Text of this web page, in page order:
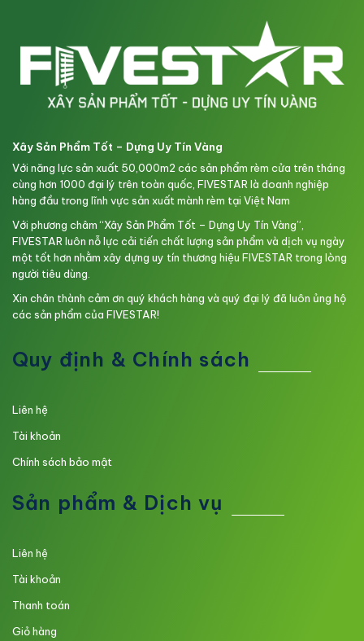
Xây Sản Phẩm Tốt – Dựng Uy Tín Vàng
Với năng lực sản xuất 50,000m2 các sản phẩm rèm cửa trên tháng
cùng hơn 1000 đại lý trên toàn quốc, FIVESTAR là doanh nghiệp
hàng đầu trong lĩnh vực sản xuất mành rèm tại Việt Nam
Với phương châm “Xây Sản Phẩm Tốt – Dựng Uy Tín Vàng”,
FIVESTAR luôn nỗ lực cải tiến chất lượng sản phẩm và dịch vụ ngày
một tốt hơn nhằm xây dựng uy tín thương hiệu FIVESTAR trong lòng
người tiêu dùng.
Xin chân thành cảm ơn quý khách hàng và quý đại lý đã luôn ủng hộ
các sản phẩm của FIVESTAR!
Quy định & Chính sách
Liên hệ
Tài khoản
Chính sách bảo mật
Sản phẩm & Dịch vụ
Liên hệ
Tài khoản
Thanh toán
Giỏ hàng